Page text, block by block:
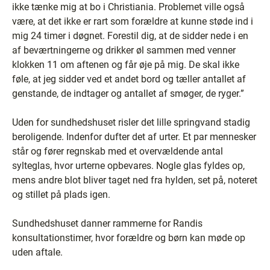
ikke tænke mig at bo i Christiania. Problemet ville også
være, at det ikke er rart som forældre at kunne støde ind i
mig 24 timer i døgnet. Forestil dig, at de sidder nede i en
af beværtningerne og drikker øl sammen med venner
klokken 11 om aftenen og får øje på mig. De skal ikke
føle, at jeg sidder ved et andet bord og tæller antallet af
genstande, de indtager og antallet af smøger, de ryger.”
Uden for sundhedshuset risler det lille springvand stadig
beroligende. Indenfor dufter det af urter. Et par mennesker
står og fører regnskab med et overvældende antal
sylteglas, hvor urterne opbevares. Nogle glas fyldes op,
mens andre blot bliver taget ned fra hylden, set på, noteret
og stillet på plads igen.
Sundhedshuset danner rammerne for Randis
konsultationstimer, hvor forældre og børn kan møde op
uden aftale.